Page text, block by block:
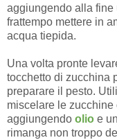
aggiungendo alla fine
frattempo mettere in
acqua tiepida.
Una volta pronte
tocchetto di zucchina
preparare il pesto.
miscelare le zucchine
aggiungendo olio e
rimanga non troppo